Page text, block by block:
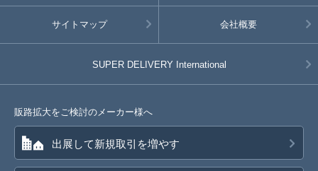
サイトマップ 会社概要
SUPER DELIVERY International
販路拡大をご検討のメーカー様へ
出展して新規取引を増やす